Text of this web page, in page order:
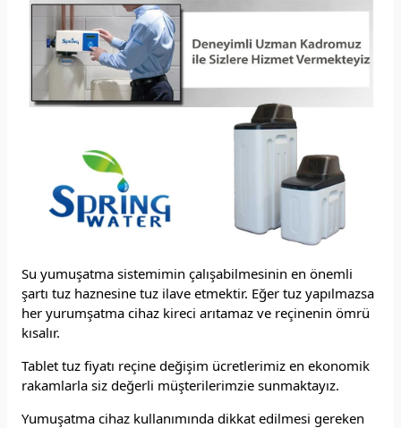
Su yumuşatma sistemimin çalışabilmesinin en önemli
şartı tuz haznesine tuz ilave etmektir. Eğer tuz yapılmazsa
her yurumşatma cihaz kireci arıtamaz ve reçinenin ömrü
kısalır.
Tablet tuz fiyatı reçine değişim ücretlerimiz en ekonomik
rakamlarla siz değerli müşterilerimzie sunmaktayız.
Yumuşatma cihaz kullanımında dikkat edilmesi gereken